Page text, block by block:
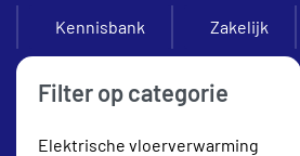
Kennisbank Zakelijk
Filter op categorie
Elektrische vloerverwarming